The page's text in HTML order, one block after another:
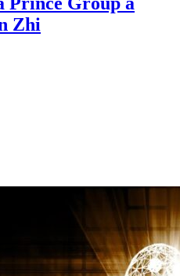
Zhi